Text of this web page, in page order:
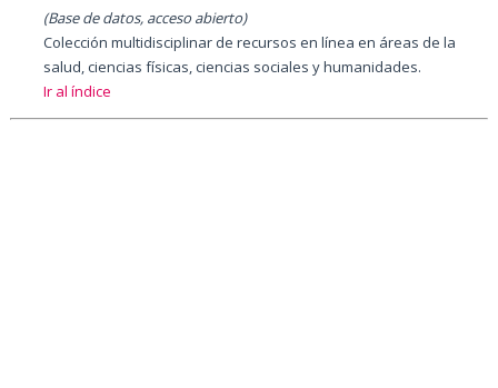
(Base de datos, acceso abierto)
Colección multidisciplinar de recursos en línea en áreas de la
salud, ciencias físicas, ciencias sociales y humanidades.
Ir al índice